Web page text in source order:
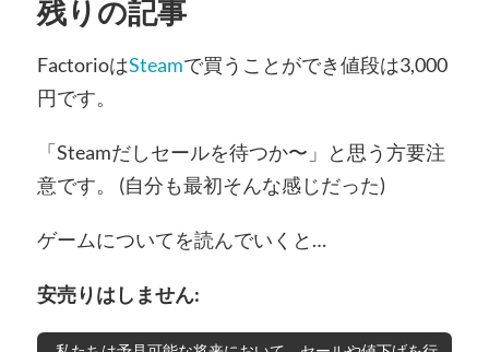
残りの記事
FactorioはSteamで買うことができ値段は3,000
円です。
「Steamだしセールを待つか〜」と思う方要注
意です。 (自分も最初そんな感じだった)
ゲームについてを読んでいくと…
安売りはしません: